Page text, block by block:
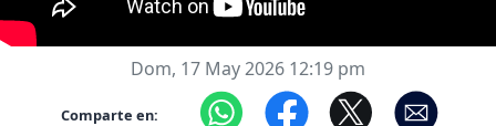
Dom, 17 May 2026 12:19 pm
Comparte en: